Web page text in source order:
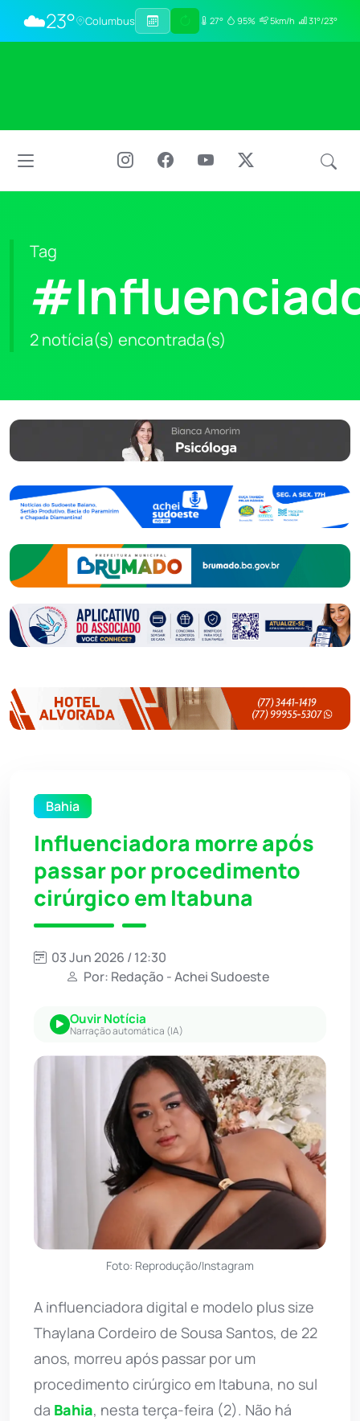
☁️23° Columbus 27° 95% 5km/h 31°/23°
Tag
2 notícia(s) encontrada(s)
Bahia
Influenciadora morre após
passar por procedimento
cirúrgico em Itabuna
03 Jun 2026 / 12:30
Por: Redação - Achei Sudoeste
Ouvir Notícia
Narração automática (IA)
Foto: Reprodução/Instagram
A influenciadora digital e modelo plus size
Thaylana Cordeiro de Sousa Santos, de 22
anos, morreu após passar por um
procedimento cirúrgico em Itabuna, no sul
da Bahia, nesta terça-feira (2). Não há